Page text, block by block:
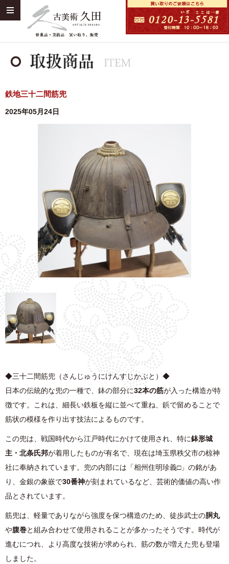
鉄地三十二間筋兜
2025年05月24日
◆三十二間筋兜（さんじゅうにけんすじかぶと）◆
日本の伝統的な兜の一種で、鉢の部分に32本の筋が入った構造が特
徴です。これは、細長い鉄板を縦に並べて重ね、鋲で留めることで
筋状の模様を作り出す技法によるものです。
この兜は、戦国時代から江戸時代にかけて使用され、特に鉢形城
主・北条氏邦が着用したものが有名で、現在は埼玉県秩父市の椋神
社に奉納されています。兜の内部には「相州住明珍義□」の銘があ
り、金銀の象嵌で30番神が刻まれているなど、芸術的価値の高い作
品とされています。
筋兜は、軽量でありながら強度を保つ構造のため、徒歩武士の胴丸
や腹巻と組み合わせて使用されることが多かったそうです。時代が
進むにつれ、より高度な技術が求められ、筋の数が増えた兜も登場
しました。